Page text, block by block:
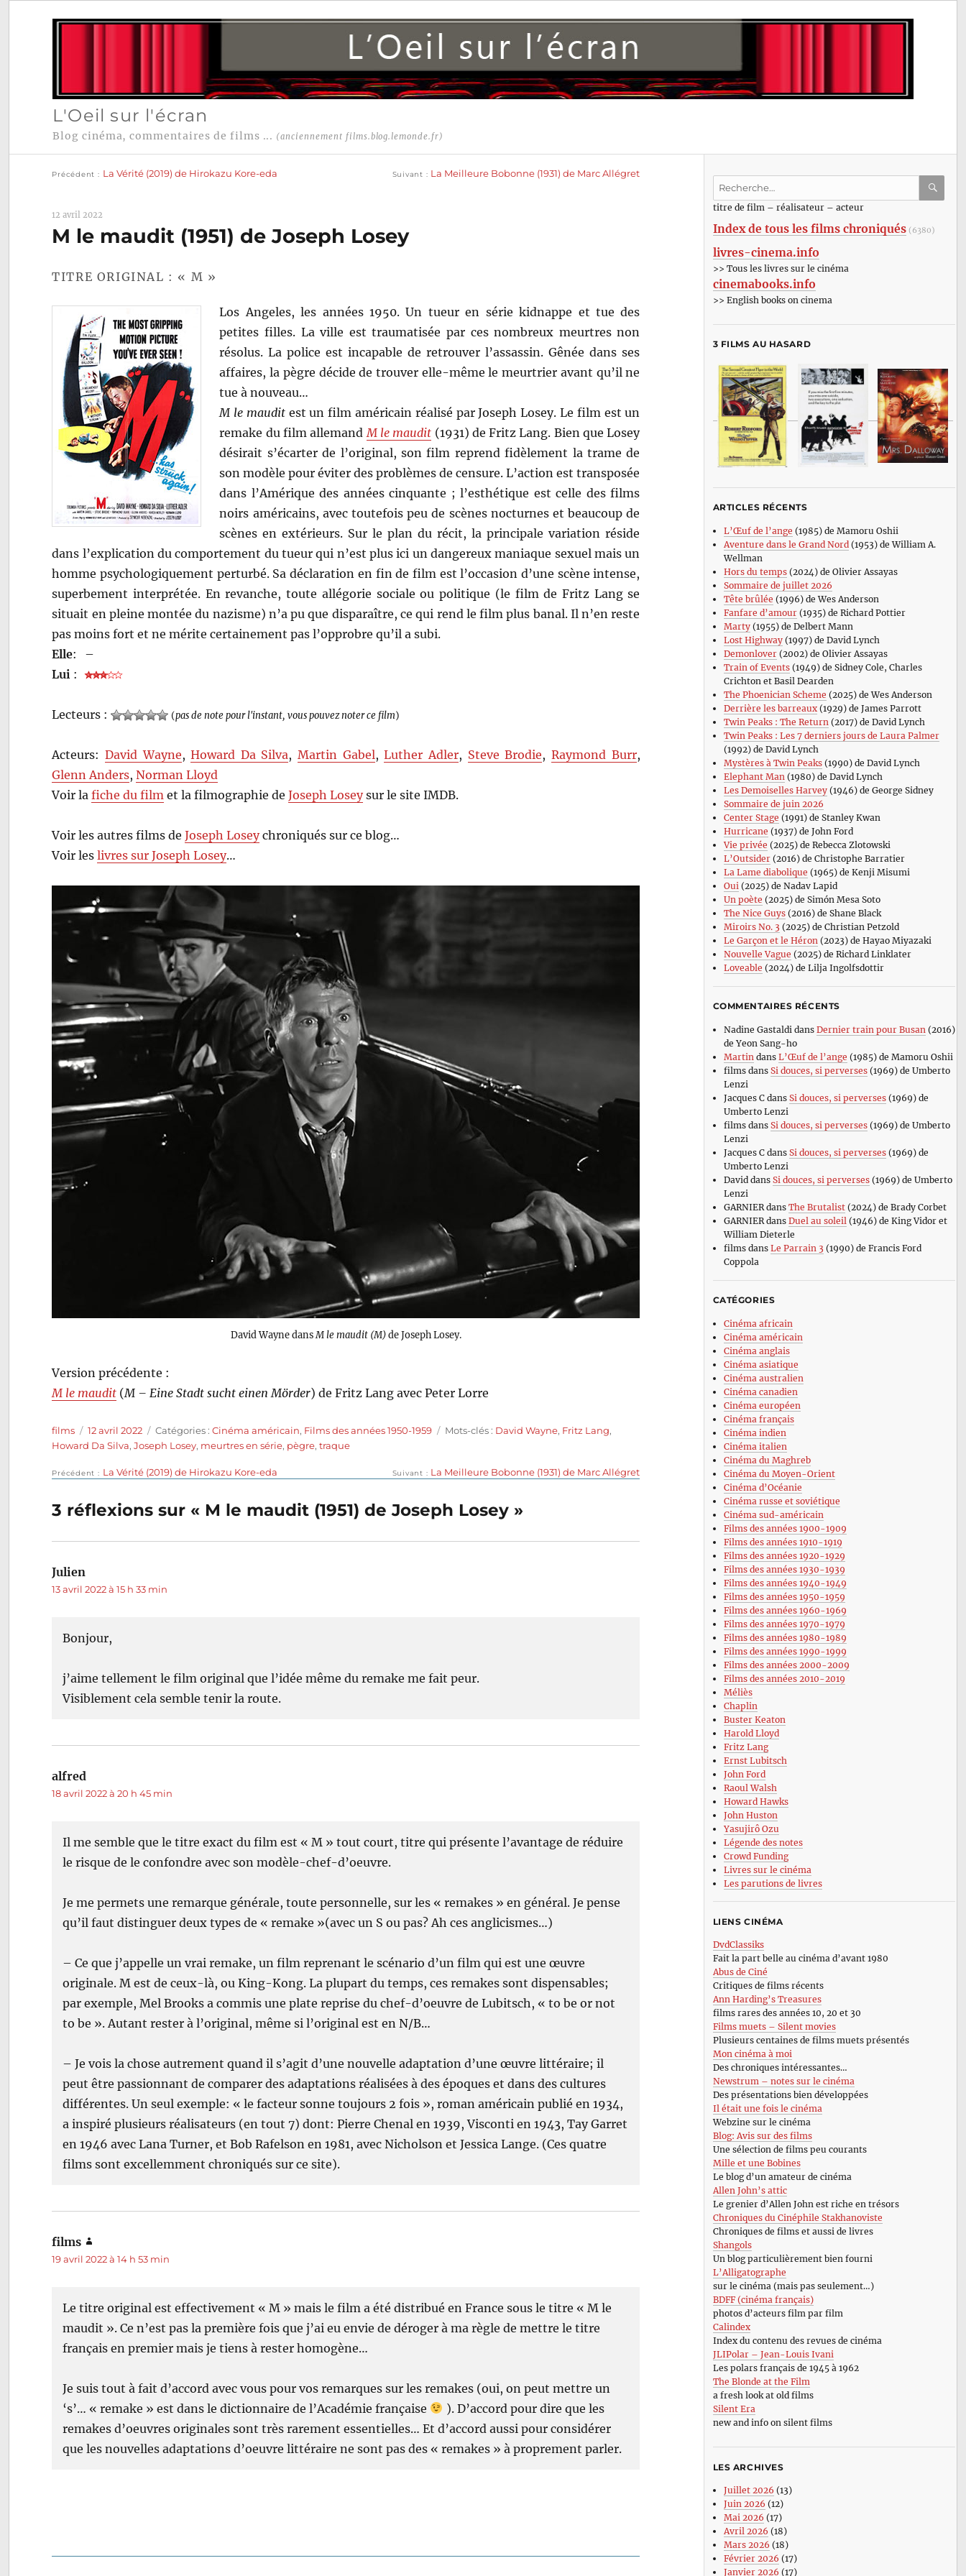
L'Oeil sur l'écran
Blog cinéma, commentaires de films ... (anciennement films.blog.lemonde.fr)
Navigation
l’article
Précédent La Vérité (2019) de Hirokazu Kore-eda Suivant La Meilleure Bobonne (1931) de Marc Allégret
12 avril 2022
M le maudit (1951) de Joseph Losey
TITRE ORIGINAL : « M »
Los Angeles, les années 1950. Un tueur en série kidnappe et tue des
petites filles. La ville est traumatisée par ces nombreux meurtres non
résolus. La police est incapable de retrouver l’assassin. Gênée dans ses
affaires, la pègre décide de trouver elle-même le meurtrier avant qu’il ne
tue à nouveau…
M le mauditest un film américain réalisé par Joseph Losey. Le film est un
remake du film allemand M le maudit (1931) de Fritz Lang. Bien que Losey
désirait s’écarter de l’original, son film reprend fidèlement la trame de
son modèle pour éviter des problèmes de censure. L’action est transposée
dans l’Amérique des années cinquante ; l’esthétique est celle des films
noirs américains, avec toutefois peu de scènes nocturnes et beaucoup de
scènes en extérieurs. Sur le plan du récit, la principale variation réside
dans l’explication du comportement du tueur qui n’est plus ici un dangereux maniaque sexuel mais un
homme psychologiquement perturbé. Sa déclaration en fin de film est l’occasion d’une scène intense,
superbement interprétée. En revanche, toute allégorie sociale ou politique (le film de Fritz Lang se
situait en pleine montée du nazisme) n’a pu que disparaître, ce qui rend le film plus banal. Il n’en reste
pas moins fort et ne mérite certainement pas l’opprobre qu’il a subi.
Elle:
–
Lui :
Lecteurs : (pas de note pour l'instant, vous pouvez noter ce film)
Acteurs: David Wayne,Howard Da Silva,Martin Gabel,Luther Adler, Steve Brodie, Raymond Burr,
Glenn Anders,Norman Lloyd
Voir lafiche du film et la filmographie deJoseph Loseysur le site IMDB.
Voir les autres films deJoseph Loseychroniqués sur ce blog…
Voir leslivres sur Joseph Losey…
David Wayne dans M le maudit (M)de Joseph Losey.
Version précédente :
M le maudit (M – Eine Stadt sucht einen Mörder) de Fritz Lang avec Peter Lorre
Auteur
films
Publié
le
12 avril 2022 Catégories
Catégories :Cinéma américain, Films des années 1950-1959 Étiquettes
Mots-clés : David Wayne, Fritz Lang,
Howard Da Silva,Joseph Losey, meurtres en série, pègre,traque
Navigation
de
l’article
Précédent
Publication
La Vérité (2019) de Hirokazu Kore-eda Suivant
Publication
La Meilleure Bobonne (1931) de Marc Allégret
3 réflexions sur « M le maudit (1951) de Joseph Losey »
Julien
13 avril 2022 à 15 h 33 min
Bonjour,
j’aime tellement le film original que l’idée même du remake me fait peur.
Visiblement cela semble tenir la route.
alfred
18 avril 2022 à 20 h 45 min
Il me semble que le titre exact du film est « M » tout court, titre qui présente l’avantage de réduire
le risque de le confondre avec son modèle-chef-d’oeuvre.
Je me permets une remarque générale, toute personnelle, sur les « remakes » en général. Je pense
qu’il faut distinguer deux types de « remake »(avec un S ou pas? Ah ces anglicismes…)
– Ce que j’appelle un vrai remake, un film reprenant le scénario d’un film qui est une œuvre
originale. M est de ceux-là, ou King-Kong. La plupart du temps, ces remakes sont dispensables;
par exemple, Mel Brooks a commis une plate reprise du chef-d’oeuvre de Lubitsch, « to be or not
to be ». Autant rester à l’original, même si l’original est en N/B…
– Je vois la chose autrement quand il s’agit d’une nouvelle adaptation d’une œuvre littéraire; il
peut être passionnant de comparer des adaptations réalisées à des époques et dans des cultures
différentes. Un seul exemple: « le facteur sonne toujours 2 fois », roman américain publié en 1934,
a inspiré plusieurs réalisateurs (en tout 7) dont: Pierre Chenal en 1939, Visconti en 1943, Tay Garret
en 1946 avec Lana Turner, et Bob Rafelson en 1981, avec Nicholson et Jessica Lange. (Ces quatre
films sont excellemment chroniqués sur ce site).
films
19 avril 2022 à 14 h 53 min
Le titre original est effectivement « M » mais le film a été distribué en France sous le titre « M le
maudit ». Ce n’est pas la première fois que j’ai eu envie de déroger à ma règle de mettre le titre
français en premier mais je tiens à rester homogène…
Je suis tout à fait d’accord avec vous pour vos remarques sur les remakes (oui, on peut mettre un
‘s’… « remake » est dans le dictionnaire de l’Académie française
). D’accord pour dire que les
remakes d’oeuvres originales sont très rarement essentielles… Et d’accord aussi pour considérer
que les nouvelles adaptations d’oeuvre littéraire ne sont pas des « remakes » à proprement parler.
Recherche
:titre de film – réalisateur – acteur
Index de tous les films chroniqués (6380)
livres-cinema.info
>> Tous les livres sur le cinéma
cinemabooks.info
>> English books on cinema
3 FILMS AU HASARD
ARTICLES RÉCENTS
L’Œuf de l’ange (1985) de Mamoru Oshii
Aventure dans le Grand Nord(1953) de William A.
Wellman
Hors du temps(2024) de Olivier Assayas
Sommaire de juillet 2026
Tête brûlée (1996) de Wes Anderson
Fanfare d’amour(1935) de Richard Pottier
Marty(1955) de Delbert Mann
Lost Highway(1997) de David Lynch
Demonlover(2002) de Olivier Assayas
Train of Events(1949) de Sidney Cole, Charles
Crichton et Basil Dearden
The Phoenician Scheme (2025) de Wes Anderson
Derrière les barreaux(1929) de James Parrott
Twin Peaks : The Return(2017) de David Lynch
Twin Peaks : Les 7 derniers jours de Laura Palmer
(1992) de David Lynch
Mystères à Twin Peaks(1990) de David Lynch
Elephant Man(1980) de David Lynch
Les Demoiselles Harvey(1946) de George Sidney
Sommaire de juin 2026
Center Stage (1991) de Stanley Kwan
Hurricane (1937) de John Ford
Vie privée (2025) de Rebecca Zlotowski
L’Outsider(2016) de Christophe Barratier
La Lame diabolique (1965) de Kenji Misumi
Oui(2025) de Nadav Lapid
Un poète (2025) de Simón Mesa Soto
The Nice Guys(2016) de Shane Black
Miroirs No. 3 (2025) de Christian Petzold
Le Garçon et le Héron(2023) de Hayao Miyazaki
Nouvelle Vague (2025) de Richard Linklater
Loveable (2024) de Lilja Ingolfsdottir
COMMENTAIRES RÉCENTS
Nadine Gastaldi dans Dernier train pour Busan (2016)
de Yeon Sang-ho
Martin dans L’Œuf de l’ange (1985) de Mamoru Oshii
filmsdans Si douces, si perverses(1969) de Umberto
Lenzi
Jacques Cdans Si douces, si perverses(1969) de
Umberto Lenzi
filmsdans Si douces, si perverses(1969) de Umberto
Lenzi
Jacques Cdans Si douces, si perverses(1969) de
Umberto Lenzi
David dans Si douces, si perverses(1969) de Umberto
Lenzi
GARNIERdans The Brutalist(2024) de Brady Corbet
GARNIERdans Duel au soleil (1946) de King Vidor et
William Dieterle
filmsdans Le Parrain 3 (1990) de Francis Ford
Coppola
CATÉGORIES
Cinéma africain
Cinéma américain
Cinéma anglais
Cinéma asiatique
Cinéma australien
Cinéma canadien
Cinéma européen
Cinéma français
Cinéma indien
Cinéma italien
Cinéma du Maghreb
Cinéma du Moyen-Orient
Cinéma d’Océanie
Cinéma russe et soviétique
Cinéma sud-américain
Films des années 1900-1909
Films des années 1910-1919
Films des années 1920-1929
Films des années 1930-1939
Films des années 1940-1949
Films des années 1950-1959
Films des années 1960-1969
Films des années 1970-1979
Films des années 1980-1989
Films des années 1990-1999
Films des années 2000-2009
Films des années 2010-2019
Méliès
Chaplin
Buster Keaton
Harold Lloyd
Fritz Lang
Ernst Lubitsch
John Ford
Raoul Walsh
Howard Hawks
John Huston
Yasujirô Ozu
Légende des notes
Crowd Funding
Livres sur le cinéma
Les parutions de livres
LIENS CINÉMA
DvdClassiks
Fait la part belle au cinéma d’avant 1980
Abus de Ciné
Critiques de films récents
Ann Harding’s Treasures
films rares des années 10, 20 et 30
Films muets – Silent movies
Plusieurs centaines de films muets présentés
Mon cinéma à moi
Des chroniques intéressantes…
Newstrum – notes sur le cinéma
Des présentations bien développées
Il était une fois le cinéma
Webzine sur le cinéma
Blog: Avis sur des films
Une sélection de films peu courants
Mille et une Bobines
Le blog d’un amateur de cinéma
Allen John’s attic
Le grenier d’Allen John est riche en trésors
Chroniques du Cinéphile Stakhanoviste
Chroniques de films et aussi de livres
Shangols
Un blog particulièrement bien fourni
L’Alligatographe
sur le cinéma (mais pas seulement…)
BDFF (cinéma français)
photos d’acteurs film par film
Calindex
Index du contenu des revues de cinéma
JLIPolar – Jean-Louis Ivani
Les polars français de 1945 à 1962
The Blonde at the Film
a fresh look at old films
Silent Era
new and info on silent films
LES ARCHIVES
Juillet 2026 (13)
Juin 2026 (12)
Mai 2026 (17)
Avril 2026 (18)
Mars 2026 (18)
Février 2026 (17)
Janvier 2026 (17)